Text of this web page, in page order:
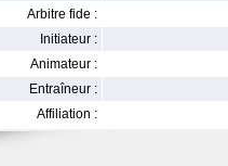
Arbitre fide :
Initiateur :
Animateur :
Entraîneur :
Affiliation :